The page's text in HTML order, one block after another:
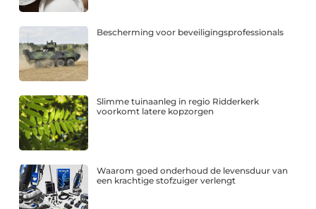
Bescherming voor beveiligingsprofessionals
Slimme tuinaanleg in regio Ridderkerk
voorkomt latere kopzorgen
Waarom goed onderhoud de levensduur van
een krachtige stofzuiger verlengt